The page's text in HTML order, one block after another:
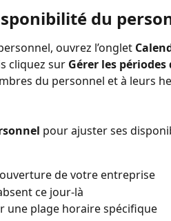
du
ouvrez l’onglet
cliquez sur Gérer les
du personnel et à leurs
pour ajuster ses
de votre entreprise
ce jour-là
plage horaire spécifique